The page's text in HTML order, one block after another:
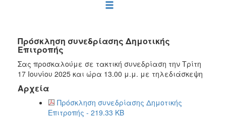
2022
2021
2020
2019
2018
2017
Πρόσκληση συνεδρίασης Δημοτικής
Επιτροπής
Σας προσκαλούμε σε τακτική συνεδρίαση την Τρίτη
17 Ιουνίου 2025 και ώρα 13.00 μ.μ. με τηλεδιάσκεψη
Αρχεία
Πρόσκληση συνεδρίασης Δημοτικής
Επιτροπής - 219.33 KB